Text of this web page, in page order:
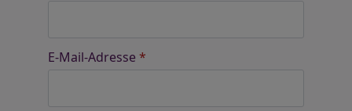
E-Mail-Adresse *